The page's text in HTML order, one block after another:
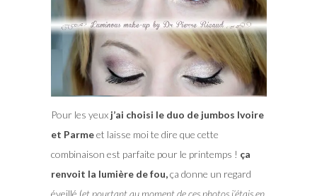
Pour les yeux j’ai choisi le duo de jumbos Ivoire
et Parmeet laisse moi te dire que cette
combinaison est parfaite pour le printemps ! ça
renvoit la lumière de fou,ça donne un regard